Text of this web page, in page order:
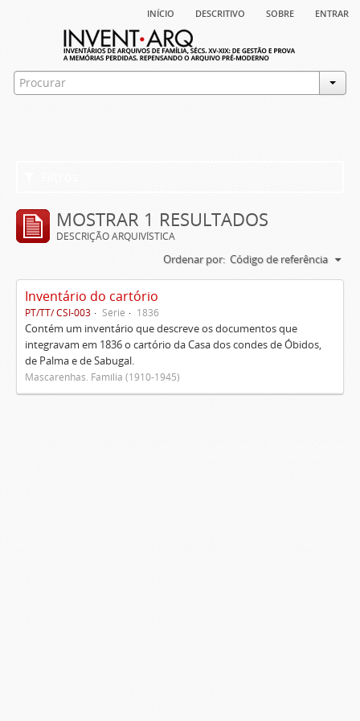
início descritivo sobre entrar
MOSTRAR 1 RESULTADOS
DESCRIÇÃO ARQUIVÍSTICA
Ordenar por: Código de referência
Inventário do cartório
PT/TT/ CSI-003 Série 1836
Contém um inventário que descreve os documentos que
integravam em 1836 o cartório da Casa dos condes de Óbidos,
de Palma e de Sabugal.
Mascarenhas. Família (1910-1945)